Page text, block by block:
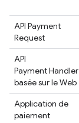
API Payment
Request
API
Payment Handler
basée sur le Web
Application de
paiement